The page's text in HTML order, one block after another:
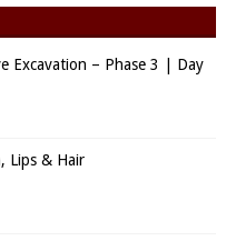
Excavation – Phase 3 | Day
Lips & Hair